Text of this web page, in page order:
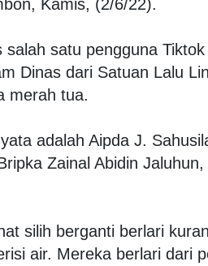
Kamis, (2/6/22).
satu pengguna
Dinas dari Satuan Lalu
merah tua.
adalah Aipda J.
Zainal Abidin
silih berganti berlari
air. Mereka berlari dari